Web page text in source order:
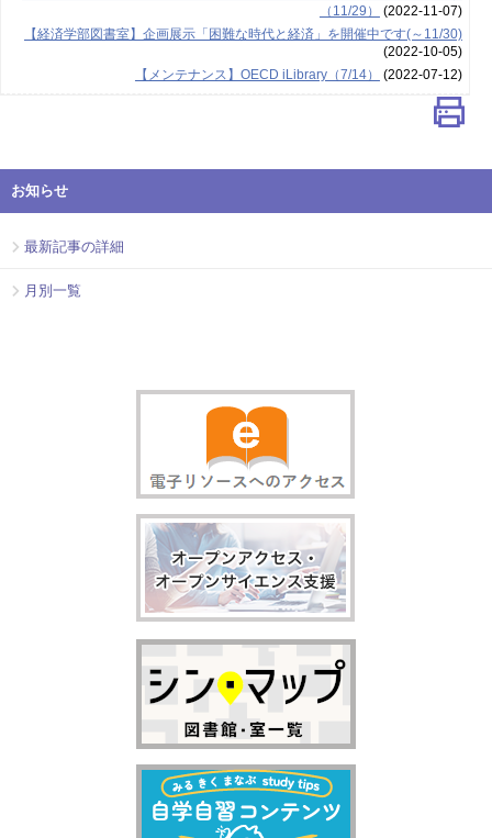
（11/29）
(2022-11-07)
【経済学部図書室】企画展示「困難な時代と経済」を開催中です(～11/30)
(2022-10-05)
【メンテナンス】OECD iLibrary（7/14）
(2022-07-12)
お知らせ
最新記事の詳細
月別一覧